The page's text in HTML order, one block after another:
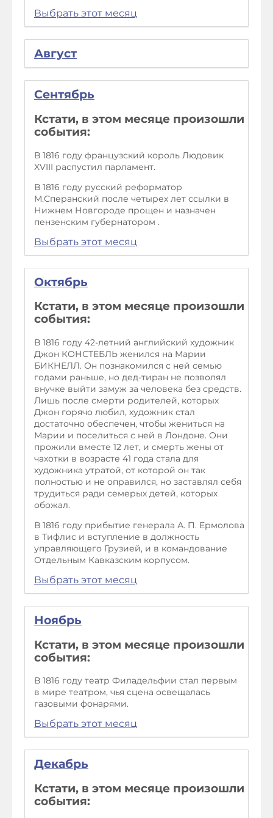
Выбрать этот месяц
Август
Сентябрь
Кстати, в этом месяце произошли
события:
В 1816 году французский король Людовик
XVIII распустил парламент.
В 1816 году русский реформатор
М.Сперанский после четырех лет ссылки в
Нижнем Новгороде прощен и назначен
пензенским губернатором .
Выбрать этот месяц
Октябрь
Кстати, в этом месяце произошли
события:
В 1816 году 42-летний английский художник
Джон КОНСТЕБЛЬ женился на Марии
БИКНЕЛЛ. Он познакомился с ней семью
годами раньше, но дед-тиран не позволял
внучке выйти замуж за человека без средств.
Лишь после смерти родителей, которых
Джон горячо любил, художник стал
достаточно обеспечен, чтобы жениться на
Марии и поселиться с ней в Лондоне. Они
прожили вместе 12 лет, и смерть жены от
чахотки в возрасте 41 года стала для
художника утратой, от которой он так
полностью и не оправился, но заставлял себя
трудиться ради семерых детей, которых
обожал.
В 1816 году прибытие генерала А. П. Ермолова
в Тифлис и вступление в должность
управляющего Грузией, и в командование
Отдельным Кавказским корпусом.
Выбрать этот месяц
Ноябрь
Кстати, в этом месяце произошли
события:
В 1816 году театр Филадельфии стал первым
в мире театром, чья сцена освещалась
газовыми фонарями.
Выбрать этот месяц
Декабрь
Кстати, в этом месяце произошли
события: